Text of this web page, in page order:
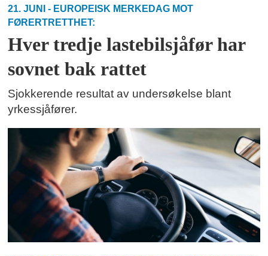
21. JUNI - EUROPEISK MERKEDAG MOT
FØRERTRETTHET:
Hver tredje lastebilsjåfør har
sovnet bak rattet
Sjokkerende resultat av undersøkelse blant
yrkessjåfører.